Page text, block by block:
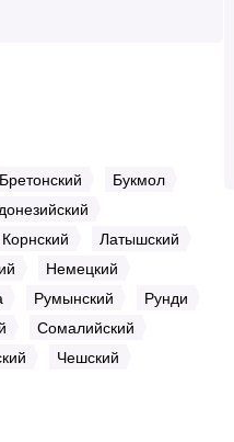
Бретонский
Букмол
Корнский
Латышский
Немецкий
Румынский
Рунди
Сомалийский
Чешский